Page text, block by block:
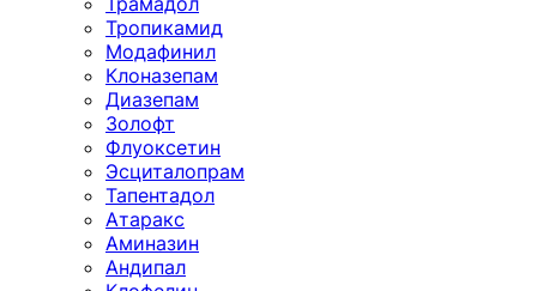
Тропикамид
Модафинил
Клоназепам
Диазепам
Золофт
Флуоксетин
Эсциталопрам
Тапентадол
Атаракс
Аминазин
Андипал